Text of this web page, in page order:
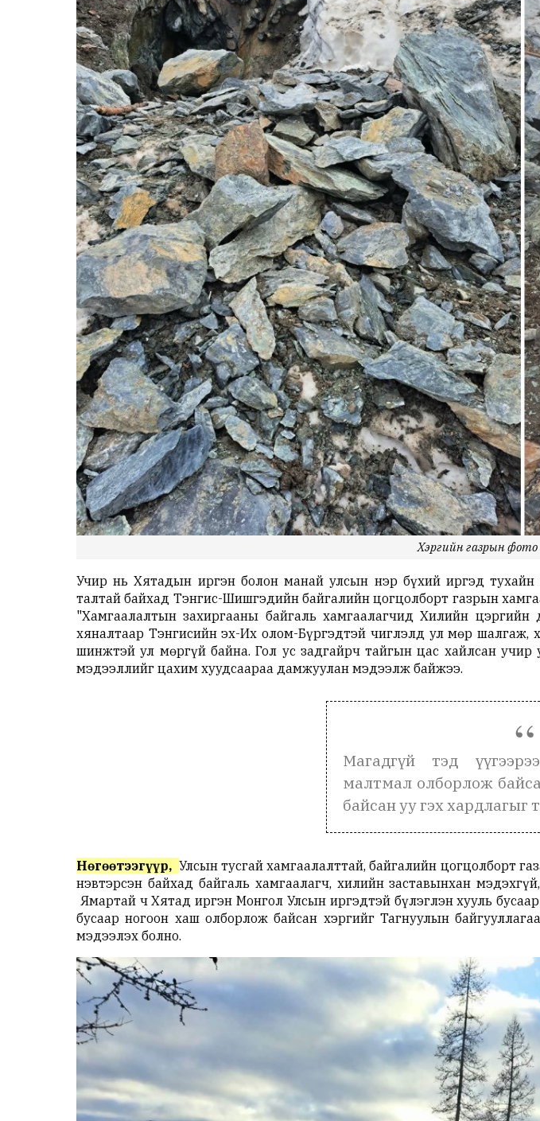
Хэргийн газрын фото
Учир нь Хятадын иргэн болон манай улсын нэр бүхий иргэд тухайн
талтай байхад Тэнгис-Шишгэдийн байгалийн цогцолборт газрын
"Хамгаалалтын захиргааны байгаль хамгаалагчид Хилийн
хяналтаар Тэнгисийн эх-Их олом-Бүргэдтэй чиглэлд ул мөр
шинжтэй ул мөргүй байна. Гол ус задгайрч тайгын цас хайлсан
мэдээллийг цахим хуудсаараа дамжуулан мэдээлж байжээ.
Магадгүй тэд
малтмал олборлож
байсан уу гэх хардлагыг
Нөгөөтээгүүр, Улсын тусгай хамгаалалттай, байгалийн цогцолборт
нэвтэрсэн байхад байгаль хамгаалагч, хилийн заставынхан
Ямартай ч Хятад иргэн Монгол Улсын иргэдтэй бүлэглэн хууль
бусаар ногоон хаш олборлож байсан хэргийг Тагнуулын
мэдээлэх болно.